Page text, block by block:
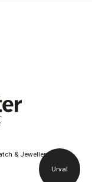
Urval
& Jewellery AB |